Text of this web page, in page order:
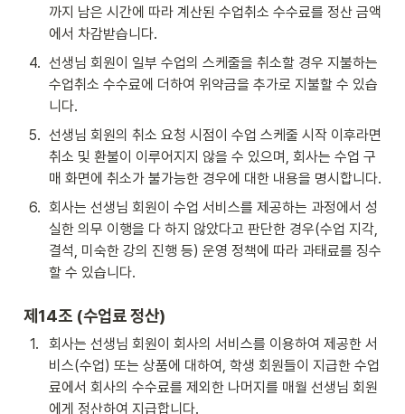
까지 남은 시간에 따라 계산된 수업취소 수수료를 정산 금액
에서 차감받습니다.
4. 선생님 회원이 일부 수업의 스케줄을 취소할 경우 지불하는
수업취소 수수료에 더하여 위약금을 추가로 지불할 수 있습
니다.
5. 선생님 회원의 취소 요청 시점이 수업 스케줄 시작 이후라면
취소 및 환불이 이루어지지 않을 수 있으며, 회사는 수업 구
매 화면에 취소가 불가능한 경우에 대한 내용을 명시합니다.
6. 회사는 선생님 회원이 수업 서비스를 제공하는 과정에서 성
실한 의무 이행을 다 하지 않았다고 판단한 경우(수업 지각,
결석, 미숙한 강의 진행 등) 운영 정책에 따라 과태료를 징수
할 수 있습니다.
제14조 (수업료 정산)
1.
회사는 선생님 회원이 회사의 서비스를 이용하여 제공한 서
비스(수업) 또는 상품에 대하여, 학생 회원들이 지급한 수업
료에서 회사의 수수료를 제외한 나머지를 매월 선생님 회원
에게 정산하여 지급합니다.